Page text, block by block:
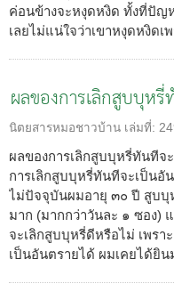
ค่อนข้างจะหงุดหงิด ทั้งที่ปัญ
เลยไม่แน่ใจว่าเขาหงุดหงิดเ
ผลของการเลิกสูบบุหรี่
นิตยสารหมอชาวบ้าน เล่มที่:
ผลของการเลิกสูบบุหรี่ทันทีจ
การเลิกสูบบุหรี่ทันทีจะเป็นอั
ไม่ปัจจุบันผมอายุ ๓๐ ปี สูบบุ
มาก (มากกว่าวันละ ๑ ซอง)
จะเลิกสูบบุหรี่ดีหรือไม่ เพร
เป็นอันตรายได้ ผมเคยได้ยิ